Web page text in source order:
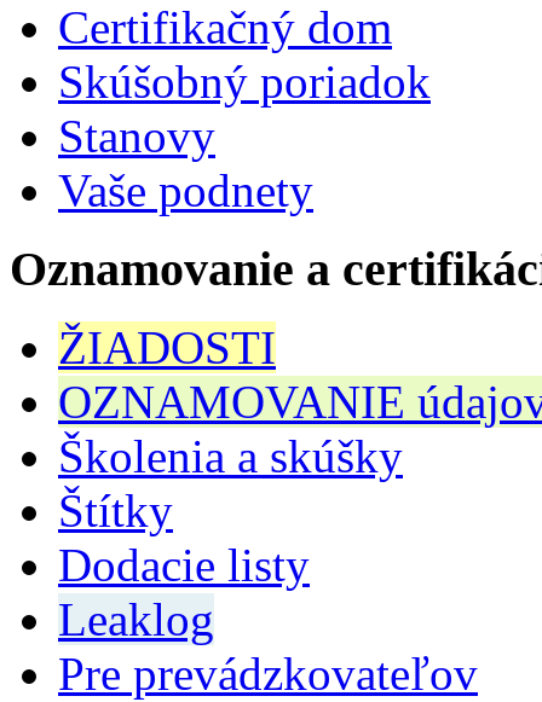
Certifikačný dom
Skúšobný poriadok
Stanovy
Vaše podnety
Oznamovanie a
ŽIADOSTI
OZNAMOVANIE
Školenia a skúšky
Štítky
Dodacie listy
Leaklog
Pre prevádzkovateľov